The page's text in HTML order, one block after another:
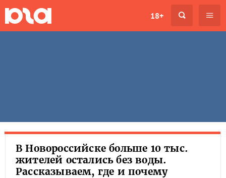
18+
В Новороссийске больше 10 тыс.
жителей остались без воды.
Рассказываем, где и почему